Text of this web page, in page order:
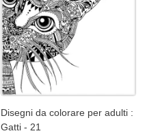
Disegni da colorare per adulti :
Gatti - 21